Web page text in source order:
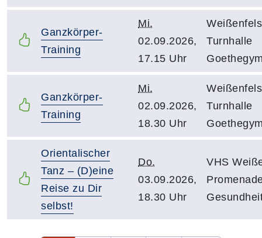
Ganzkörper-
Training
Mi.
02.09.2026,
17.15 Uhr
Turnhalle
Ganzkörper-
Training
Mi.
02.09.2026,
18.30 Uhr
Turnhalle
Orientalischer
Tanz – (D)eine
Reise zu Dir
selbst!
Do.
03.09.2026,
18.30 Uhr
VHS